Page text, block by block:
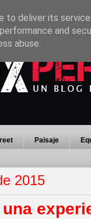
Paisaje
2015
to deliver its
and
abuse.